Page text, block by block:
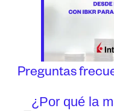
Preguntas
¿Por qué la